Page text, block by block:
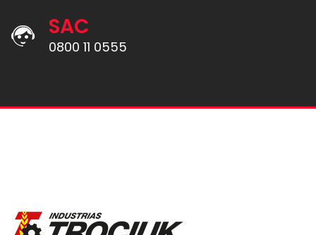
SAC
0800 11 0555